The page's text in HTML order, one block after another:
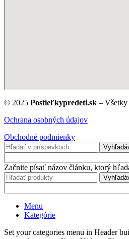
© 2025 Postieľkypredeti.sk – Všetky
Ochrana osobných údajov
Obchodné podmienky
Začnite písať názov článku, ktorý
Menu
Kategórie
Set your categories menu in Header